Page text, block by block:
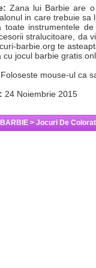
Zana lui Barbie are
in care trebuie
toate instrumentele
stralucitoare, da
barbie.org te
cu jocul barbie gratis
mouse-ul ca
24 Noiembrie 2015
> Jocuri De Colorat